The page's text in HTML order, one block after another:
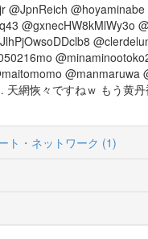
@gxnecHW8kMlWy3o
@manmaruwa
網恢々ですねｗ もう黄
ト・ネットワーク (1)